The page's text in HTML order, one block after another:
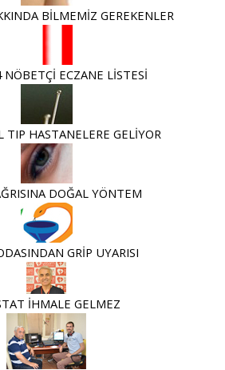
BİLMEMİZ GEREKENLER
NÖBETÇİ ECZANE LİSTESİ
TIP HASTANELERE GELİYOR
DOĞAL YÖNTEM
GRİP UYARISI
İHMALE GELMEZ